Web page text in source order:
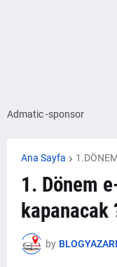
Admatic -sponsor
Ana Sayfa 1.DÖNEM
1. Dönem
kapanacak
by BLOGYAZARI